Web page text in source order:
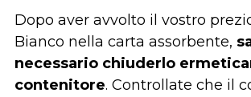
Dopo aver avvolto il vostro
Bianco nella carta assorbente,
necessario chiuderlo
contenitore. Controllate che il